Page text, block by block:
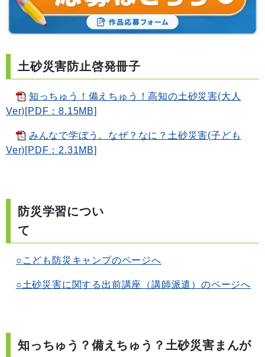
土砂災害防止啓発冊子
知っちゅう！備えちゅう！高知の土砂災害(大人
Ver)[PDF：8.15MB]
みんなで学ぼう。なぜ？なに？土砂災害(子ども
Ver)[PDF：2.31MB]
防災学習につい
○こども防災キャンプのページへ
○土砂災害に関する出前講座（講師派遣）のページへ
知っちゅう？備えちゅう？土砂災害まんが